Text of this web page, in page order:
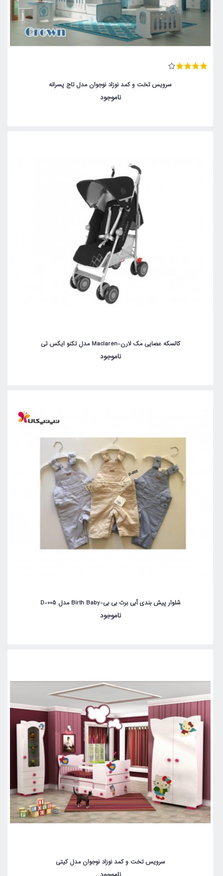
سرویس تخت و کمد نوزاد نوجوان مدل تاج پسرانه
ناموجود
کالسکه عصایی مک لارن-Maclaren مدل تکنو ایکس تی
ناموجود
شلوار پیش بندی آبی برث بی بی-Birth Baby مدل D-005
ناموجود
سرویس تخت و کمد نوزاد نوجوان مدل کیتی